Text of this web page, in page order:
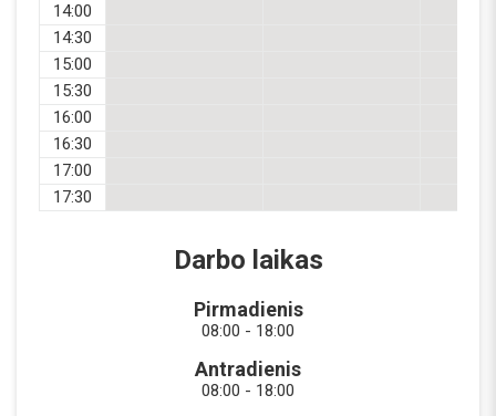
14:00
14:30
15:00
15:30
16:00
16:30
17:00
17:30
Darbo laikas
Pirmadienis
08:00 - 18:00
Antradienis
08:00 - 18:00